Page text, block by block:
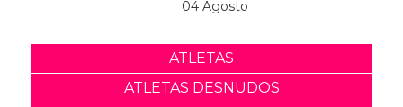
04 Agosto
ATLETAS
ATLETAS DESNUDOS